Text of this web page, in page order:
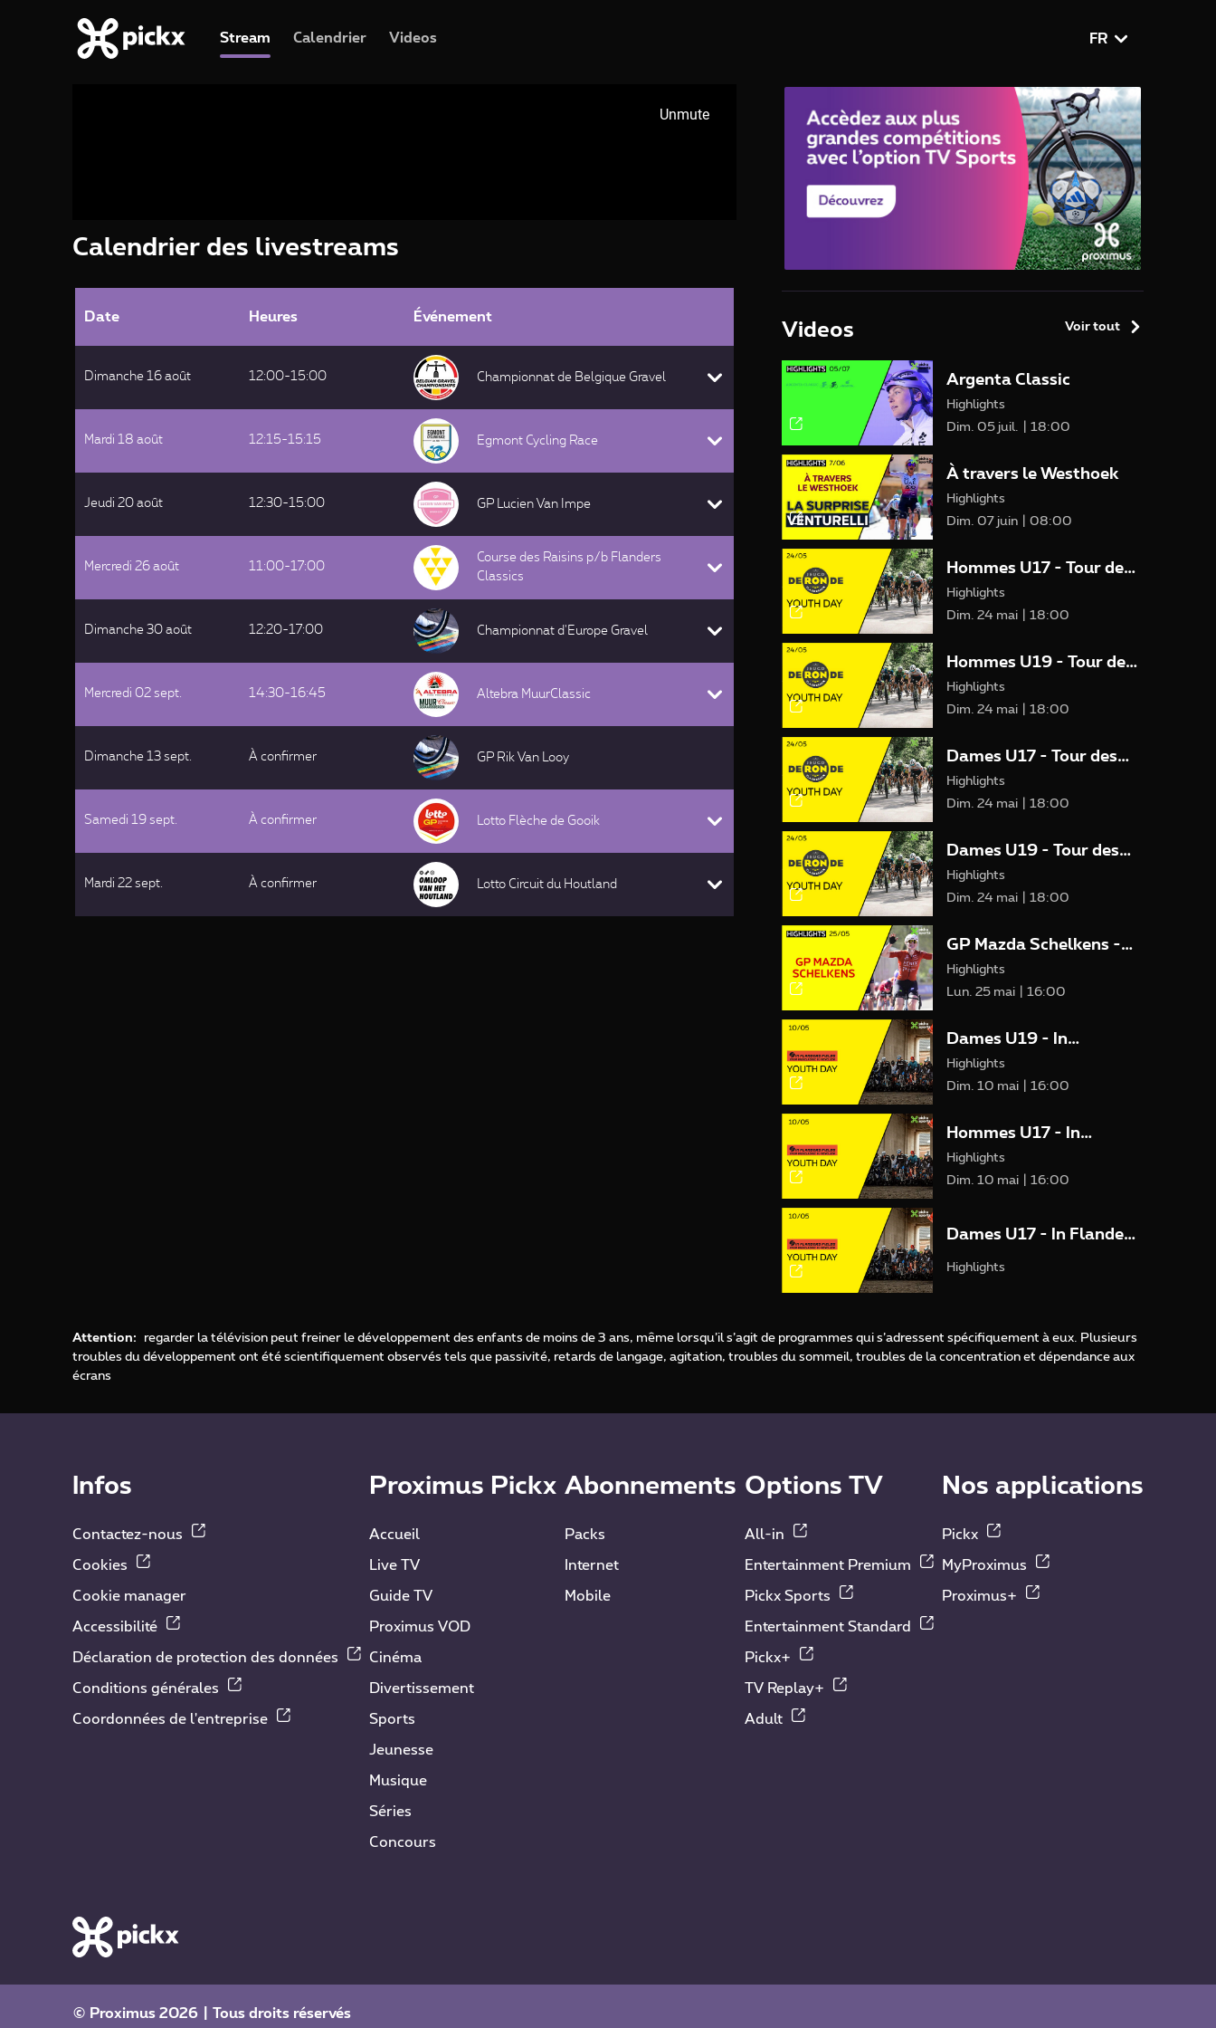
Stream Calendrier Videos FR
Videos Voir tout
Argenta Classic
Highlights
Dim. 05 juil. | 18:00
À travers le Westhoek
Highlights
Dim. 07 juin | 08:00
Hommes U17 - Tour des
Flandres Jeunes
Highlights
Dim. 24 mai | 18:00
Hommes U19 - Tour des
Flandres Jeunes
Highlights
Dim. 24 mai | 18:00
Dames U17 - Tour des
Flandres Jeunes
Highlights
Dim. 24 mai | 18:00
Dames U19 - Tour des
Flandres Jeunes
Highlights
Dim. 24 mai | 18:00
GP Mazda Schelkens -
Borsbeek
Highlights
Lun. 25 mai | 16:00
Dames U19 - In
Flanders Fields
Jeunesse
Highlights
Dim. 10 mai | 16:00
Hommes U17 - In
Flanders Fields
Jeunesse
Highlights
Dim. 10 mai | 16:00
Dames U17 - In Flanders
Fields Jeunesse
Highlights
Calendrier des livestreams
Date Heures Événement
Dimanche 16 août 12:00-15:00 Championnat de Belgique Gravel
Mardi 18 août 12:15-15:15 Egmont Cycling Race
Jeudi 20 août 12:30-15:00 GP Lucien Van Impe
Mercredi 26 août 11:00-17:00
Course des Raisins p/b Flanders
Classics
Dimanche 30 août 12:20-17:00 Championnat d'Europe Gravel
Mercredi 02 sept. 14:30-16:45 Altebra MuurClassic
Dimanche 13 sept. À confirmer GP Rik Van Looy
Samedi 19 sept. À confirmer Lotto Flèche de Gooik
Mardi 22 sept. À confirmer Lotto Circuit du Houtland
Attention:
regarder la télévision peut freiner le développement des enfants de moins de 3 ans, même lorsqu’il s’agit de programmes qui s’adressent spécifiquement à eux. Plusieurs
troubles du développement ont été scientifiquement observés tels que passivité, retards de langage, agitation, troubles du sommeil, troubles de la concentration et dépendance aux
écrans
Infos
Contactez-nous
Cookies
Cookie manager
Accessibilité
Déclaration de protection des données
Conditions générales
Coordonnées de l'entreprise
Proximus Pickx
Accueil
Live TV
Guide TV
Proximus VOD
Cinéma
Divertissement
Sports
Jeunesse
Musique
Séries
Concours
Abonnements
Packs
Internet
Mobile
Options TV
All-in
Entertainment Premium
Pickx Sports
Entertainment Standard
Pickx+
TV Replay+
Adult
Nos applications
Pickx
MyProximus
Proximus+
© Proximus 2026 | Tous droits réservés